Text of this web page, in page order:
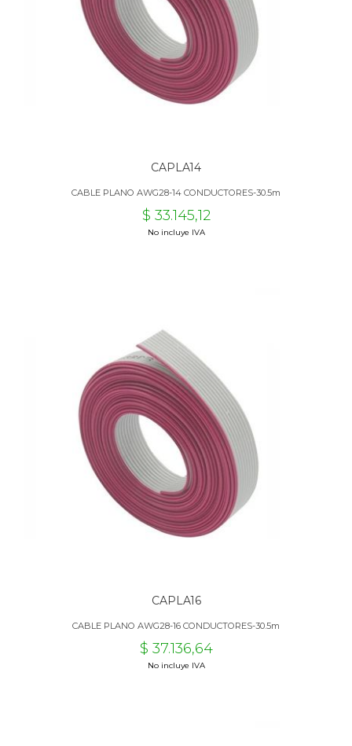
CAPLA14
CABLE PLANO AWG28-14 CONDUCTORES-30.5m
$ 33.145,12
No incluye IVA
CAPLA16
CABLE PLANO AWG28-16 CONDUCTORES-30.5m
$ 37.136,64
No incluye IVA